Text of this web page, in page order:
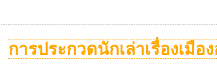
การประกวดนักเล่าเรื่องเมือ